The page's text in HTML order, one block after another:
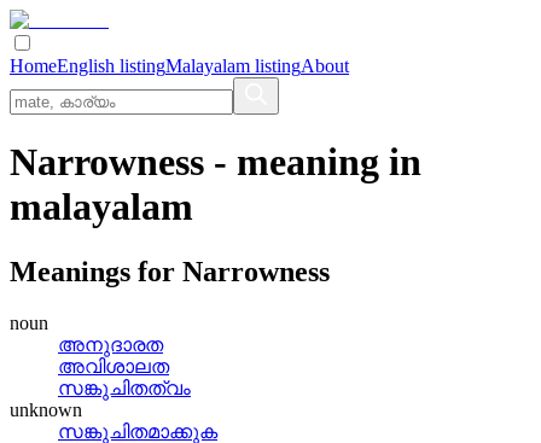
HomeEnglish listingMalayalam listingAbout
Narrowness - meaning in
malayalam
Meanings for Narrowness
noun
അനുദാരത
അവിശാലത
സങ്കുചിതത്വം
unknown
സങ്കുചിതമാക്കുക